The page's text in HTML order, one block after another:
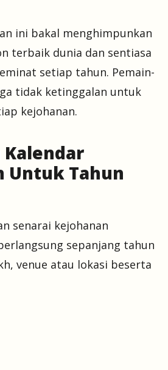
ini bakal menghimpunkan
terbaik dunia dan sentiasa
setiap tahun. Pemain-
tidak ketinggalan untuk
kejohanan.
Kalendar
Untuk Tahun
senarai kejohanan
sepanjang tahun
venue atau lokasi beserta